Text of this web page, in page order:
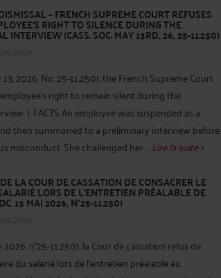
– FRENCH SUPREME COURT REFUSES
RIGHT TO SILENCE DURING THE
INTERVIEW (CASS. SOC. MAY 13RD, 26, 25-11.250)
2026
2026, No. 25-11.250), the French Supreme Court
right to remain silent during the
I. FACTS An employee was suspended as a
then summoned to a preliminary interview before
misconduct. She challenged her ...Lire la suite >
LA COUR DE CASSATION DE CONSACRER LE
LORS DE L’ENTRETIEN PRÉALABLE DE
13 MAI 2026, N°25-11.250)
2026
n°25-11.250), la Cour de cassation refus de
du salarié lors de l’entretien préalable au